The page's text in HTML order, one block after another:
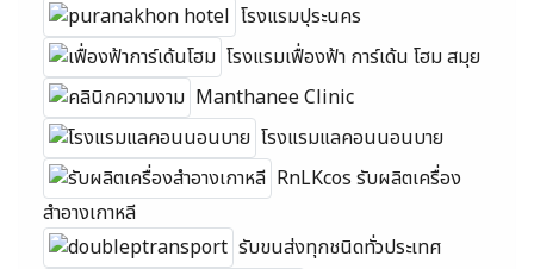
โรงแรมปุระนคร
โรงแรมเฟื่องฟ้า การ์เด้น โฮม สมุย
Manthanee Clinic
โรงแรมแลคอนนอนบาย
RnLKcos รับผลิตเครื่อง
สำอางเกาหลี
รับขนส่งทุกชนิดทั่วประเทศ